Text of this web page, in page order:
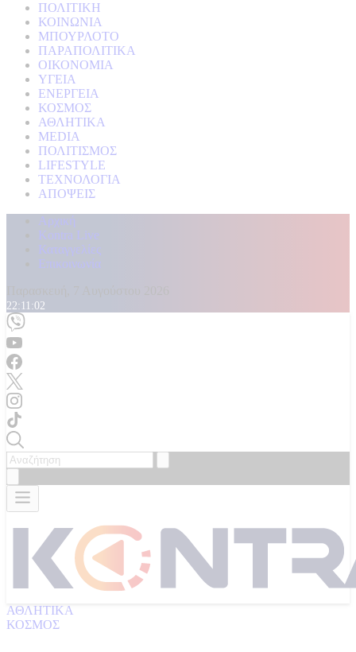
ΠΟΛΙΤΙΚΗ
ΚΟΙΝΩΝΙΑ
ΜΠΟΥΡΛΟΤΟ
ΠΑΡΑΠΟΛΙΤΙΚΑ
ΟΙΚΟΝΟΜΙΑ
ΥΓΕΙΑ
ΕΝΕΡΓΕΙΑ
ΚΟΣΜΟΣ
ΑΘΛΗΤΙΚΑ
MEDIA
ΠΟΛΙΤΙΣΜΟΣ
LIFESTYLE
ΤΕΧΝΟΛΟΓΙΑ
ΑΠΟΨΕΙΣ
Αρχική
Kontra Live
Καταγγελίες
Επικοινωνία
22:11:04
ΑΘΛΗΤΙΚΑ
ΚΟΣΜΟΣ